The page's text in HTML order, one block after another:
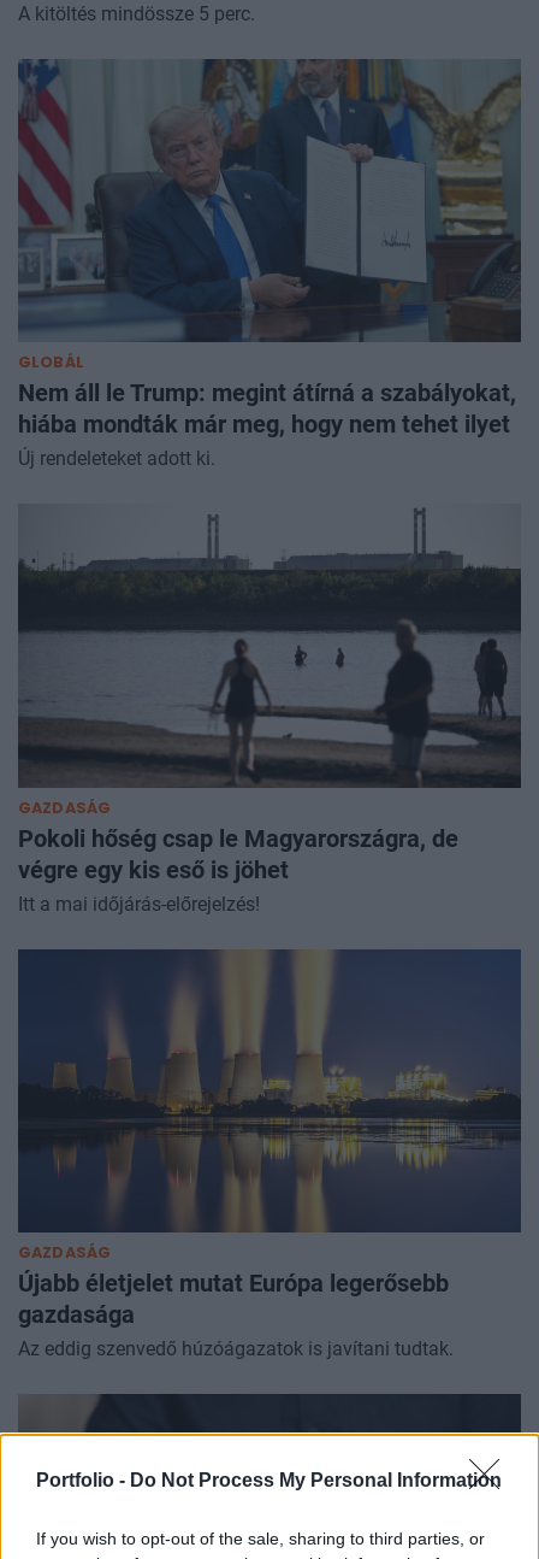
Portfolio - Do Not Process My Personal Information
If you wish to opt-out of the sale, sharing to third parties, or
A kitöltés mindössze 5 perc.
GLOBÁL
Nem áll le Trump: megint átírná a szabályokat,
hiába mondták már meg, hogy nem tehet ilyet
Új rendeleteket adott ki.
GAZDASÁG
Pokoli hőség csap le Magyarországra, de
végre egy kis eső is jöhet
Itt a mai időjárás-előrejelzés!
GAZDASÁG
Újabb életjelet mutat Európa legerősebb
gazdasága
Az eddig szenvedő húzóágazatok is javítani tudtak.